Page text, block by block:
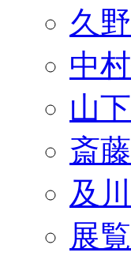
久
中
山
斎
及
展